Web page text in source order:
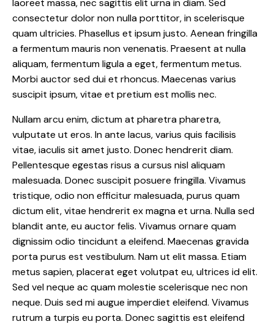
consectetur dolor non nulla porttitor, in scelerisque
quam ultricies. Phasellus et ipsum justo. Aenean fringilla
a fermentum mauris non venenatis. Praesent at nulla
aliquam, fermentum ligula a eget, fermentum metus.
Morbi auctor sed dui et rhoncus. Maecenas varius
suscipit ipsum, vitae et pretium est mollis nec.
Nullam arcu enim, dictum at pharetra pharetra,
vulputate ut eros. In ante lacus, varius quis facilisis
vitae, iaculis sit amet justo. Donec hendrerit diam.
Pellentesque egestas risus a cursus nisl aliquam
malesuada. Donec suscipit posuere fringilla. Vivamus
tristique, odio non efficitur malesuada, purus quam
dictum elit, vitae hendrerit ex magna et urna. Nulla sed
blandit ante, eu auctor felis. Vivamus ornare quam
dignissim odio tincidunt a eleifend. Maecenas gravida
porta purus est vestibulum. Nam ut elit massa. Etiam
metus sapien, placerat eget volutpat eu, ultrices id elit.
Sed vel neque ac quam molestie scelerisque nec non
neque. Duis sed mi augue imperdiet eleifend. Vivamus
rutrum a turpis eu porta. Donec sagittis est eleifend